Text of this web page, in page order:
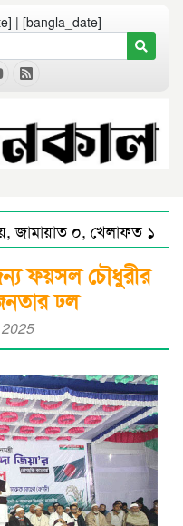
| [bangla_date]
০, খেলাফত ১ আসনে
: শ’ত দিনে কমিশনারের
ফয়সল চৌধুরীর
ঢল
2025